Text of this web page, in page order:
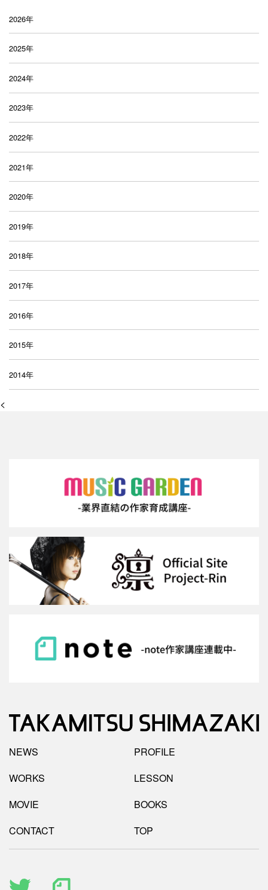
2026年
2025年
2024年
2023年
2022年
2021年
2020年
2019年
2018年
2017年
2016年
2015年
2014年
<
NEWS
PROFILE
WORKS
LESSON
MOVIE
BOOKS
CONTACT
TOP